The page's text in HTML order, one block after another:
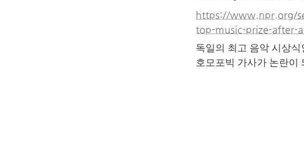
https://www.npr.org/
top-music-prize-after-
독일의 최고 음악 시상
호모포빅 가사가 논란이